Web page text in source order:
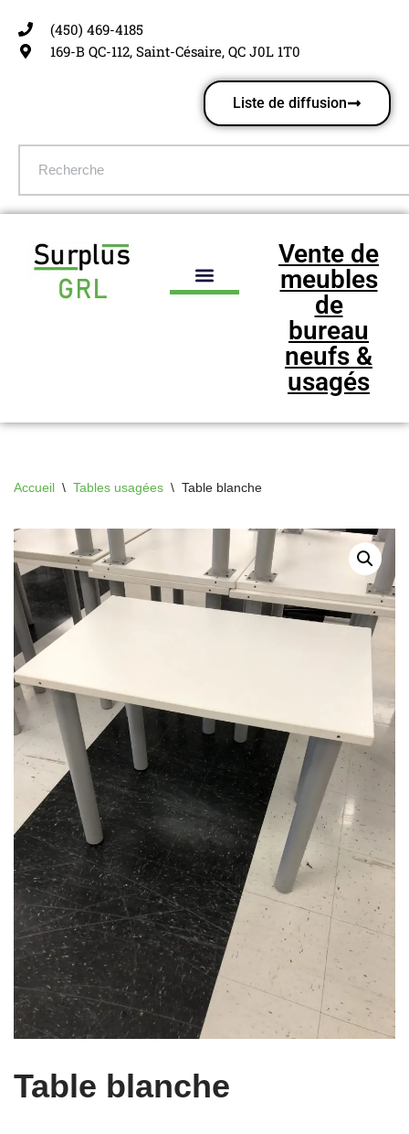
Aller
(450) 469-4185
169-B QC-112, Saint-Césaire, QC J0L 1T0
Liste de diffusion
Vente de
meubles
de
bureau
neufs &
usagés
Accueil \ Tables usagées \ Table blanche
Table blanche